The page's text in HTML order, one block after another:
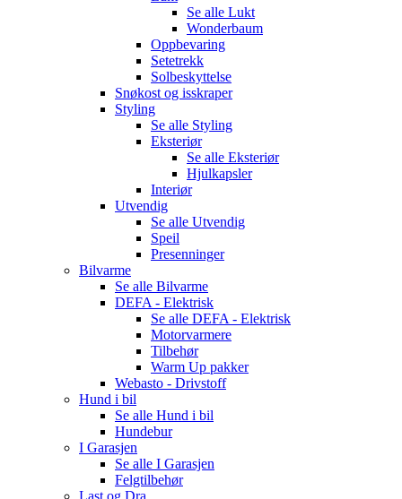
Se alle Lukt
Wonderbaum
Oppbevaring
Setetrekk
Solbeskyttelse
Snøkost og isskraper
Styling
Se alle Styling
Eksteriør
Se alle Eksteriør
Hjulkapsler
Interiør
Utvendig
Se alle Utvendig
Speil
Presenninger
Bilvarme
Se alle Bilvarme
DEFA - Elektrisk
Se alle DEFA - Elektrisk
Motorvarmere
Tilbehør
Warm Up pakker
Webasto - Drivstoff
Hund i bil
Se alle Hund i bil
Hundebur
I Garasjen
Se alle I Garasjen
Felgtilbehør
Last og Dra